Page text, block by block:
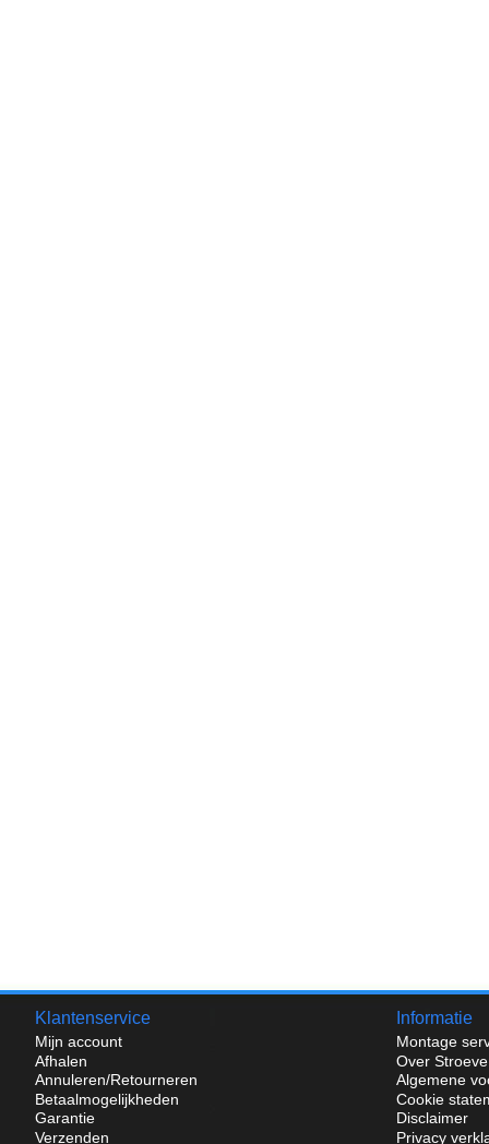
Klantenservice
Mijn account
Afhalen
Annuleren/Retourneren
Betaalmogelijkheden
Garantie
Verzenden
Informatie
Montage
Over
Algemene
Cookie
Disclaimer
Privacy